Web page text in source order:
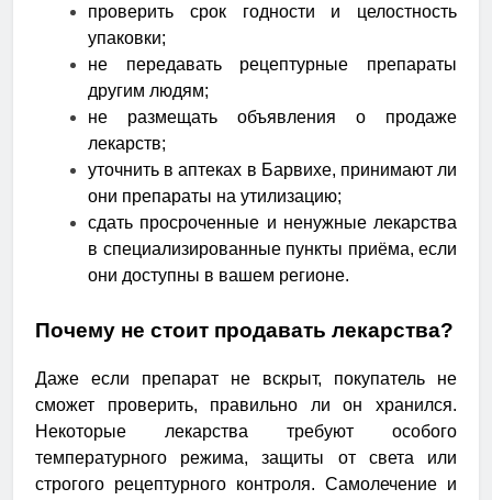
проверить срок годности и целостность
упаковки;
не передавать рецептурные препараты
другим людям;
не размещать объявления о продаже
лекарств;
уточнить в аптеках в Барвихе, принимают ли
они препараты на утилизацию;
сдать просроченные и ненужные лекарства
в специализированные пункты приёма, если
они доступны в вашем регионе.
Почему не стоит продавать лекарства?
Даже если препарат не вскрыт, покупатель не
сможет проверить, правильно ли он хранился.
Некоторые лекарства требуют особого
температурного режима, защиты от света или
строгого рецептурного контроля. Самолечение и